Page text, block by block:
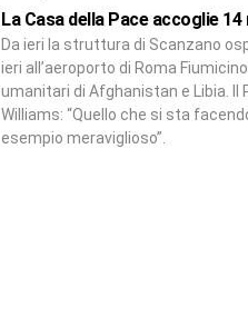
La Casa della Pace accoglie
Da ieri la struttura di Scanzano
ieri all’aeroporto di Roma
umanitari di Afghanistan e Libia. Il
Williams: “Quello che si sta
esempio meraviglioso”.